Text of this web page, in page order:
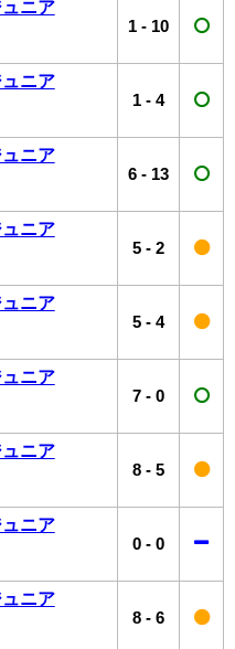
ニア
1 - 10
ニア
1 - 4
ニア
6 - 13
ニア
5 - 2
ニア
5 - 4
ニア
7 - 0
ニア
8 - 5
ニア
0 - 0
ニア
8 - 6